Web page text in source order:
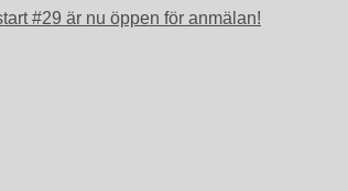
#29 är nu öppen för anmälan!